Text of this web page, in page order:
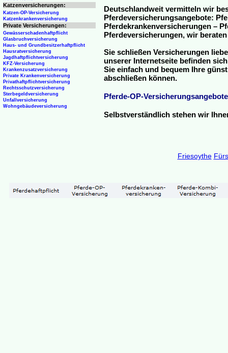
Deutschlandweit vermitteln wir
Pferdeversicherungsangebote:
Pferdekrankenversicherungen –
Pferdeversicherungen, wir
Sie schließen Versicherungen
unserer Internetseite befinden
Sie einfach und bequem Ihre
abschließen können.
Pferde-OP-Versicherungsangebote
Selbstverständlich stehen wir
Katzenversicherungen:
Katzen-OP-Versicherung
Katzenkrankenversicherung
Private Versicherungen:
Gewässerschadenhaftpflicht
Glasbruchversicherung
Haus- und Grundbesitzerhaftpflicht
Hausratversicherung
Jagdhaftpflichtversicherung
KFZ-Versicherung
Krankenzusatzversicherung
Private Krankenversicherung
Privathaftpflichtversicherung
Rechtsschutzversicherung
Sterbegeldversicherung
Unfallversicherung
Wohngebäudeversicherung
Friesoythe